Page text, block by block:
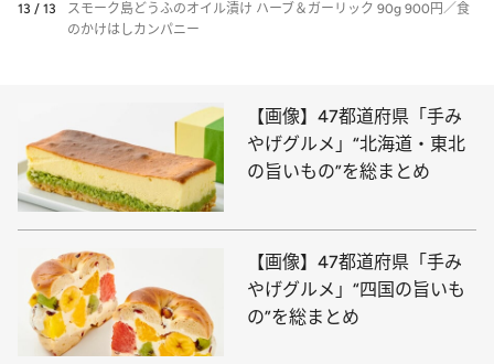
13 / 13
スモーク島どうふのオイル漬け ハーブ＆ガーリック 90g 900円／食
のかけはしカンパニー
【画像】47都道府県「手み
やげグルメ」“北海道・東北
の旨いもの”を総まとめ
【画像】47都道府県「手み
やげグルメ」“四国の旨いも
の”を総まとめ